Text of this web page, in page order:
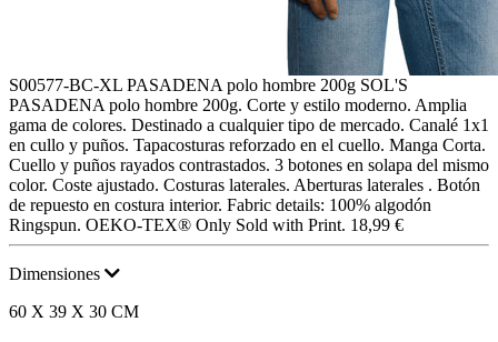
S00577-BC-XL PASADENA polo hombre 200g SOL'S
PASADENA polo hombre 200g. Corte y estilo moderno. Amplia
gama de colores. Destinado a cualquier tipo de mercado. Canalé 1x1
en cullo y puños. Tapacosturas reforzado en el cuello. Manga Corta.
Cuello y puños rayados contrastados. 3 botones en solapa del mismo
color. Coste ajustado. Costuras laterales. Aberturas laterales . Botón
de repuesto en costura interior. Fabric details: 100% algodón
Ringspun. OEKO-TEX® Only Sold with Print. 18,99 €
Dimensiones
60 X 39 X 30 CM